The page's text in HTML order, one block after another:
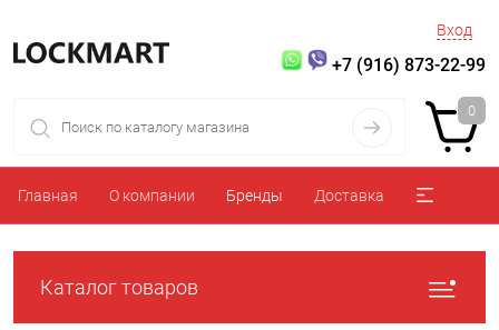
Вход
+7 (916) 873-22-99
0
Главная О компании Бренды Доставка
Каталог товаров